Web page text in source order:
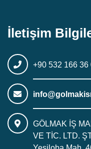
İletişim
+90 532 166 36
GÖLMAK İŞ
VE TİC. LTD.